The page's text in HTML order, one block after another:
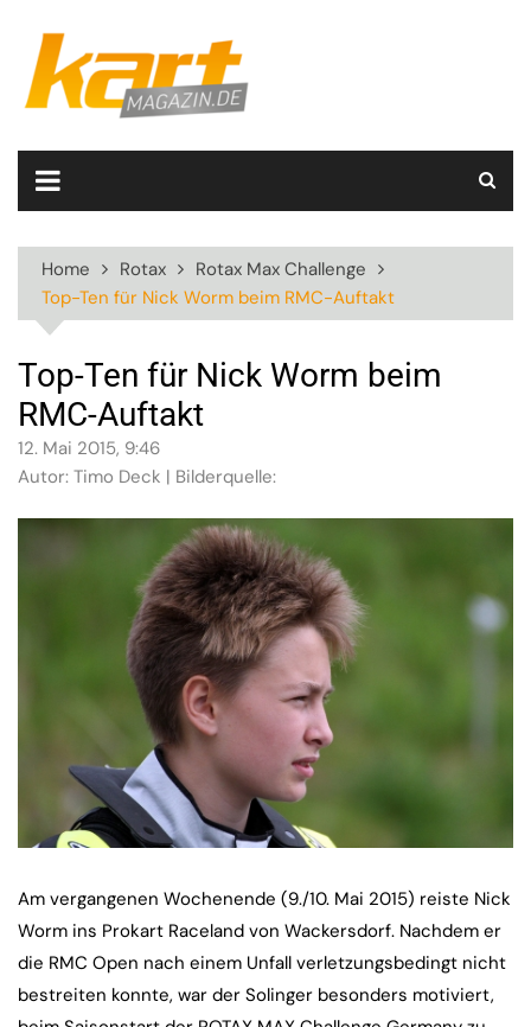
content
Home Rotax
Rotax Max Challenge
Top-Ten für Nick Worm beim RMC-Auftakt
Top-Ten für Nick Worm beim
RMC-Auftakt
12. Mai 2015, 9:46
Autor: Timo Deck | Bilderquelle:
Am vergangenen Wochenende (9./10. Mai 2015) reiste Nick
Worm ins Prokart Raceland von Wackersdorf. Nachdem er
die RMC Open nach einem Unfall verletzungsbedingt nicht
bestreiten konnte, war der Solinger besonders motiviert,